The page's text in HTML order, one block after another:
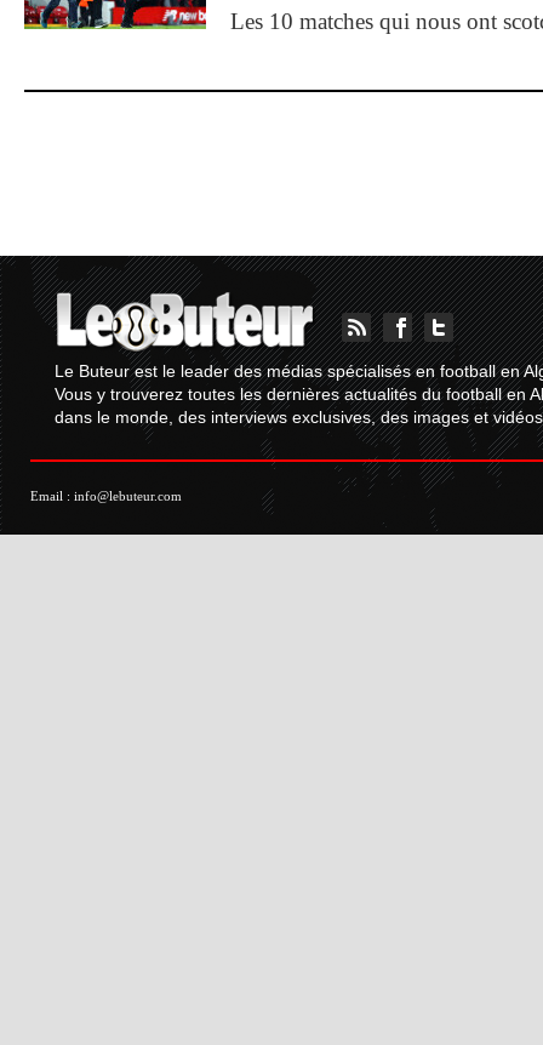
Les 10 matches qui nous ont
Le Buteur est le leader des médias spécialisés en football en
Vous y trouverez toutes les dernières actualités du football en
dans le monde, des interviews exclusives, des images et
Email : info@lebuteur.com